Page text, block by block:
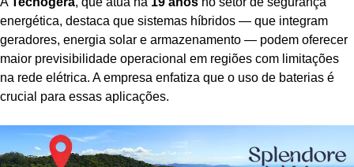
energética, destaca que sistemas híbridos — que integram
geradores, energia solar e armazenamento — podem oferecer
maior previsibilidade operacional em regiões com limitações
na rede elétrica. A empresa enfatiza que o uso de baterias é
crucial para essas aplicações.